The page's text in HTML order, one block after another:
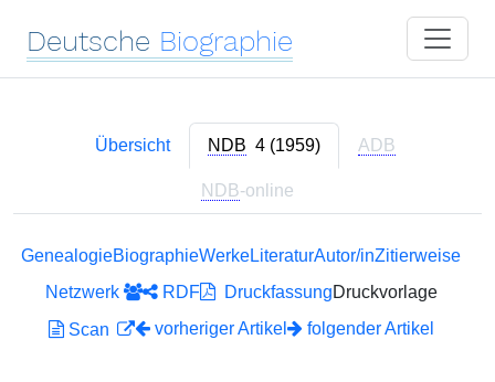
Deutsche Biographie
Übersicht NDB 4 (1959) ADB
NDB-online
GenealogieBiographieWerkeLiteraturAutor/inZitierweise
Netzwerk
RDF DruckfassungDruckvorlage
Scan
vorheriger Artikel folgender Artikel